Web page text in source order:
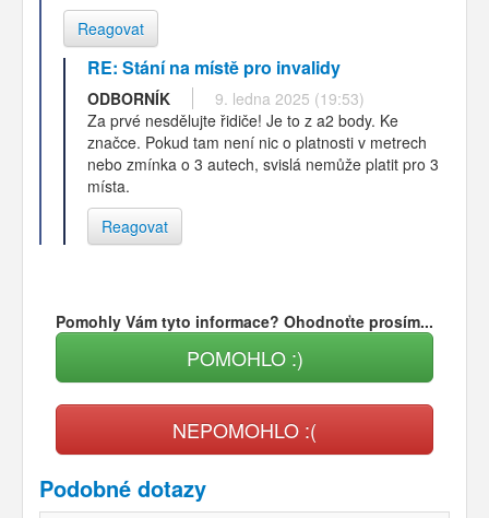
Reagovat
RE: Stání na místě pro invalidy
ODBORNÍK
9. ledna 2025 (19:53)
Za prvé nesdělujte řidiče! Je to z a2 body. Ke
značce. Pokud tam není nic o platnosti v metrech
nebo zmínka o 3 autech, svislá nemůže platit pro 3
místa.
Reagovat
Pomohly Vám tyto informace? Ohodnoťte prosím...
POMOHLO :)
NEPOMOHLO :(
Podobné dotazy